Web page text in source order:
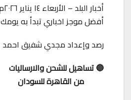
أخبار البلد – الأربعاء ١٤ يناير ٢٠٢٦م
أفضل موجز اخباري تبدأ به يومك
رصد وإعداد مجدي شفيق احمد
🔵 تساهيل للشحن والارساليات
من القاهرة للسودان